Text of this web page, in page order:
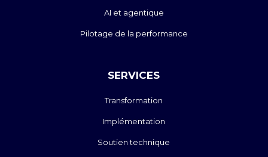
AI et agentique
Pilotage de la performance
SERVICES
Transformation
Implémentation
Soutien technique